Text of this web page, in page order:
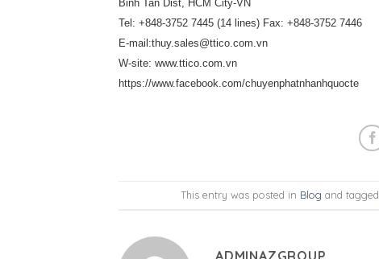
Binh Tan Dist, HCM City-VN
Tel: +848-3752 7445 (14 lines) Fax: +848-3752 7446
E-mail:thuy.sales@ttico.com.vn
W-site: www.ttico.com.vn
https://www.facebook.com/chuyenphatnhanhquocte
This entry was posted in Blog and tagged
ADMINAZGROUP